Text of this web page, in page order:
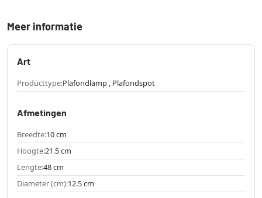
Meer informatie
Art
Producttype:Plafondlamp , Plafondspot
Afmetingen
Breedte:10 cm
Hoogte:21.5 cm
Lengte:48 cm
Diameter (cm):12.5 cm